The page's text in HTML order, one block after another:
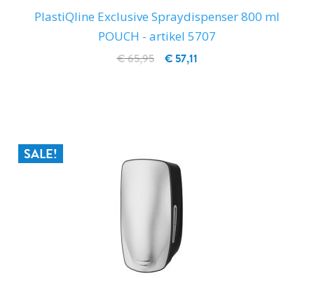
PlastiQline Exclusive Spraydispenser 800 ml
POUCH - artikel 5707
€ 57,11
€ 65,95
SALE!